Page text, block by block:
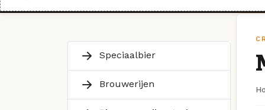
Speciaalbier
Brouwerijen